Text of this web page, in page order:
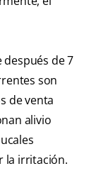
de 7
son
de venta
alivio
la irritación.